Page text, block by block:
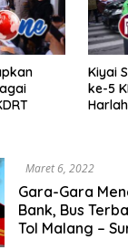
Kiyai
ke-5
Maret 6, 2022
Gara-Gara
Bank, Bus
Tol Malang –